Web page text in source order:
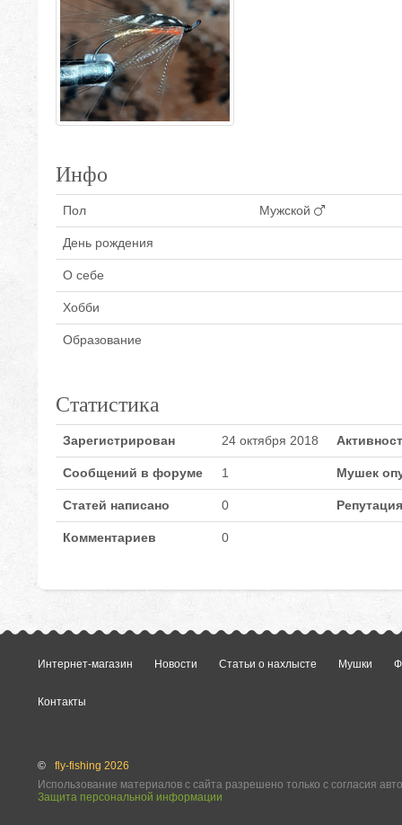
Инфо
Пол Мужской
День рождения
О себе
Хобби
Образование
Статистика
Зарегистрирован 24 октября 2018
Сообщений в форуме 1 Мушек
Статей написано 0 Репутация
Комментариев 0
Интернет-магазин Новости Статьи о нахлысте Мушки
Контакты
©
fly-fishing 2026
Использование материалов с сайта разрешено только с согласия
Защита персональной информации